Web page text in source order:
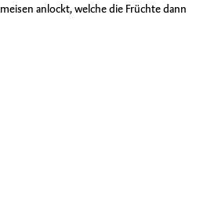
anlockt, welche die Früchte dann